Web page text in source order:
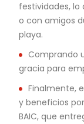
festividades,
o con amigos
playa.
Comprando
gracia para
Finalmente,
y beneficios
BAIC, que